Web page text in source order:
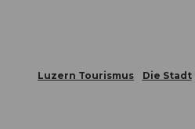
Luzern Tourismus Die Stadt